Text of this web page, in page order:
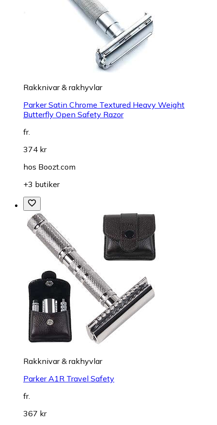
Rakknivar & rakhyvlar
Parker Satin Chrome Textured Heavy Weight
Butterfly Open Safety Razor
fr.
374 kr
hos Boozt.com
+3 butiker
Rakknivar & rakhyvlar
Parker A1R Travel Safety
fr.
367 kr